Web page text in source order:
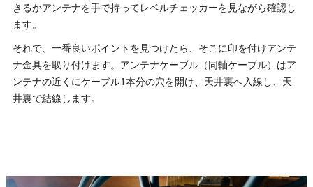
きるかアンテナを手で持ってレベルチェッカーを見ながら確認し
ます。
それで、一番良いポイントを見つけたら、そこに印を付けアンテ
ナ金具を取り付けます。アンテナケーブル（同軸ケーブル）はア
ンテナの近くにケーブル1本分の穴を開け、天井裏へ入線し、天
井裏で結線します。